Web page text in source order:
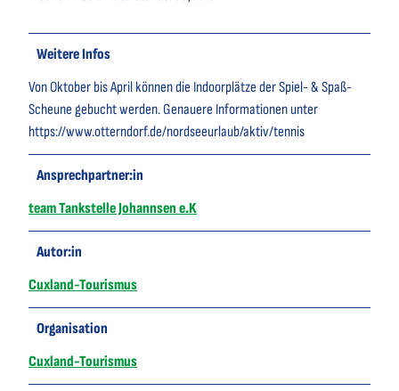
Weitere Infos
Von Oktober bis April können die Indoorplätze der Spiel- & Spaß-
Scheune gebucht werden. Genauere Informationen unter
https://www.otterndorf.de/nordseeurlaub/aktiv/tennis
Ansprechpartner:in
team Tankstelle Johannsen e.K
Autor:in
Cuxland-Tourismus
Organisation
Cuxland-Tourismus